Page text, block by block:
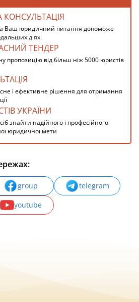
Ваш юридичний питання допоможе
діях.
ТЕНДЕР
пропозицію від більш ніж 5000 юристів
і ефективне рішення для отримання
УКРАЇНИ
знайти надійного і професійного
юридичної мети
group
telegram
youtube